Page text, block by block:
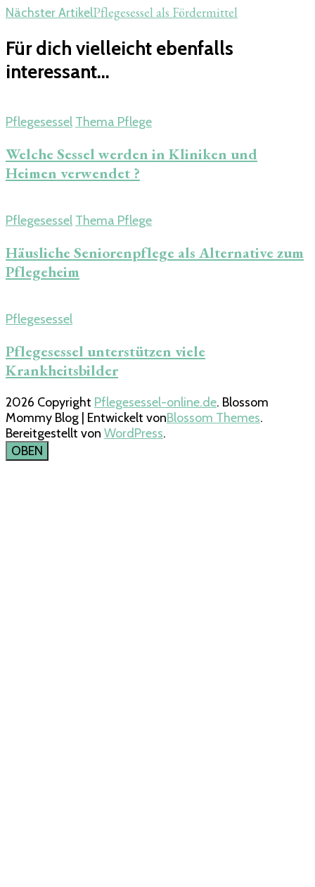
Nächster ArtikelPflegesessel als Fördermittel
Für dich vielleicht ebenfalls
interessant...
Pflegesessel Thema Pflege
Welche Sessel werden in Kliniken und
Heimen verwendet ?
Pflegesessel Thema Pflege
Häusliche Seniorenpflege als Alternative zum
Pflegeheim
Pflegesessel
Pflegesessel unterstützen viele
Krankheitsbilder
2026 Copyright Pflegesessel-online.de. Blossom
Mommy Blog | Entwickelt vonBlossom Themes.
Bereitgestellt von WordPress.
OBEN